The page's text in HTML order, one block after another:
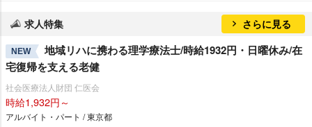
求人特集 さらに見る
NEW
地域リハに携わる理学療法士/時給1932円・日曜休み/在
宅復帰を支える老健
社会医療法人財団 仁医会
時給1,932円～
アルバイト・パート / 東京都